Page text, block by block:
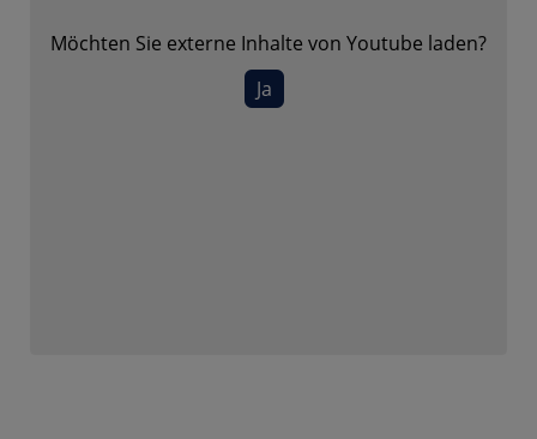
Möchten Sie externe Inhalte von Youtube laden?
Ja